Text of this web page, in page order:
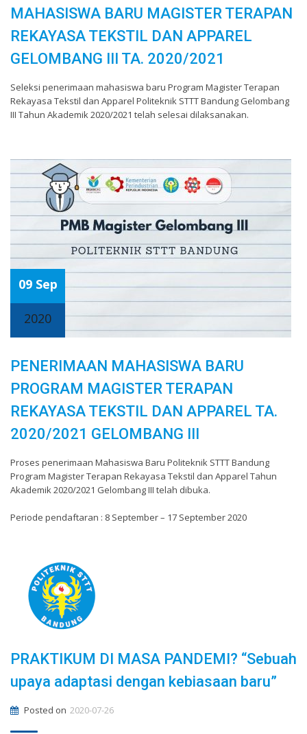
MAHASISWA BARU MAGISTER TERAPAN
REKAYASA TEKSTIL DAN APPAREL
GELOMBANG III TA. 2020/2021
Seleksi penerimaan mahasiswa baru Program Magister Terapan
Rekayasa Tekstil dan Apparel Politeknik STTT Bandung Gelombang
III Tahun Akademik 2020/2021 telah selesai dilaksanakan.
09 Sep
2020
PENERIMAAN MAHASISWA BARU
PROGRAM MAGISTER TERAPAN
REKAYASA TEKSTIL DAN APPAREL TA.
2020/2021 GELOMBANG III
Proses penerimaan Mahasiswa Baru Politeknik STTT Bandung
Program Magister Terapan Rekayasa Tekstil dan Apparel Tahun
Akademik 2020/2021 Gelombang III telah dibuka.
Periode pendaftaran : 8 September – 17 September 2020
PRAKTIKUM DI MASA PANDEMI? “Sebuah
upaya adaptasi dengan kebiasaan baru”
Posted on 2020-07-26